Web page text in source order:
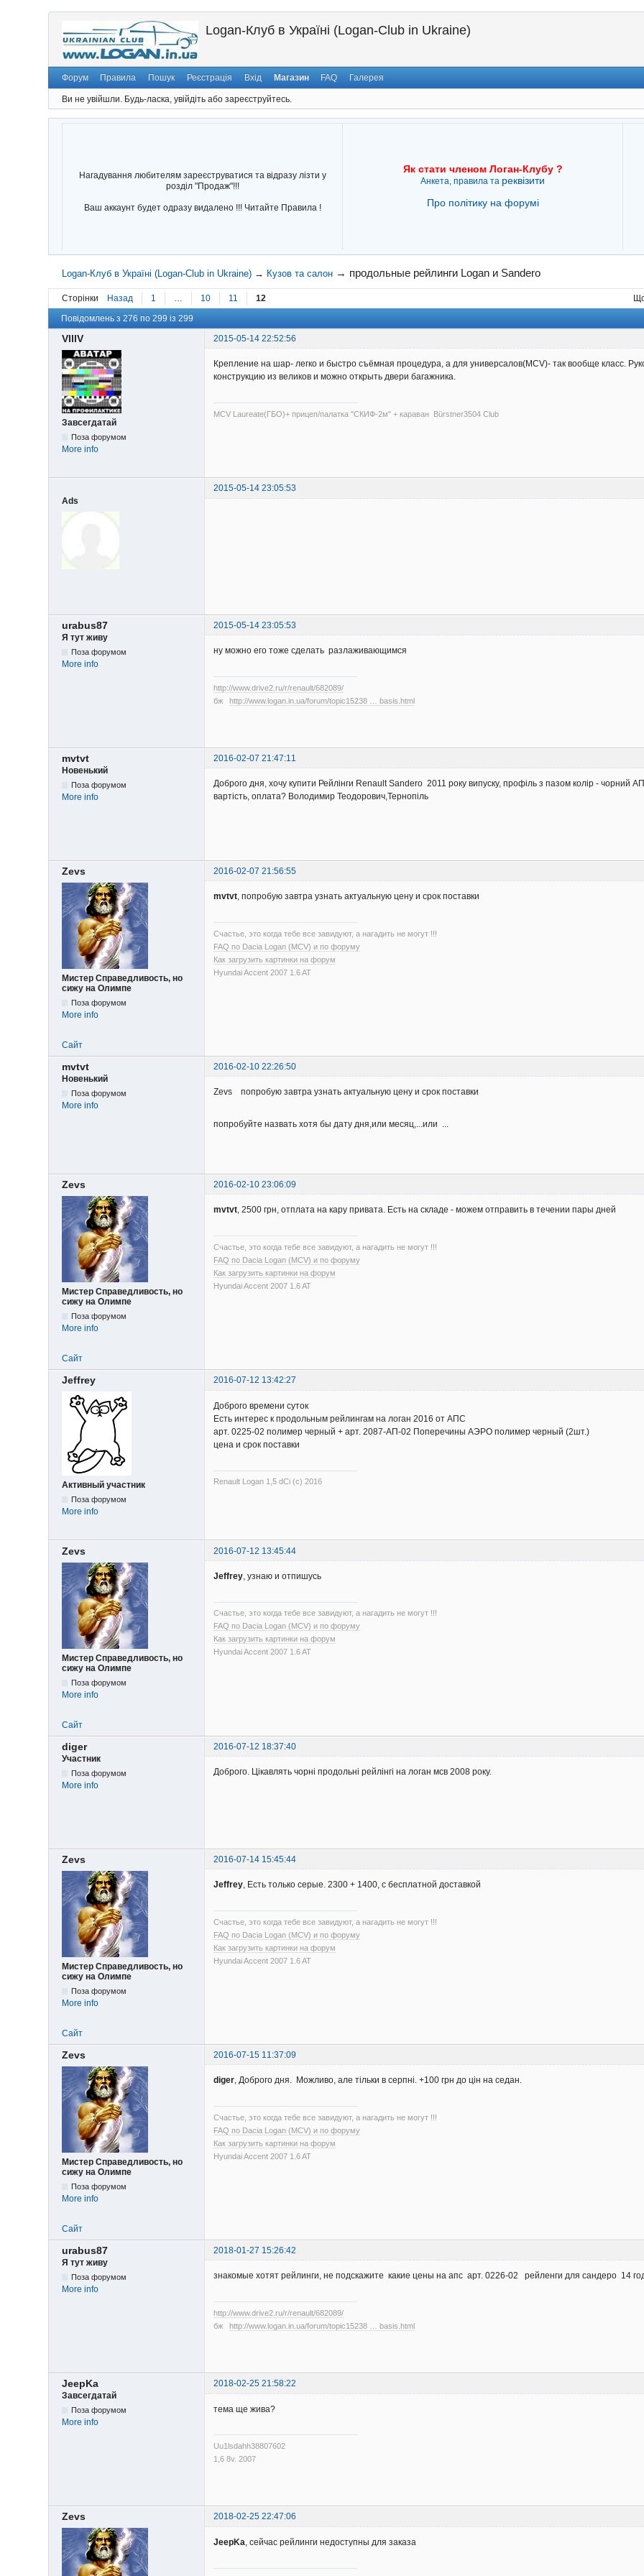
Logan-Клуб в Україні (Logan-Club in Ukraine)
Форум Правила Пошук Реєстрація Вхід Магазин FAQ Галерея
Ви не увійшли. Будь-ласка, увійдіть або зареєструйтесь.
Нагадування любителям зареєструватися та відразу лізти у
розділ "Продаж"!!!
Ваш аккаунт будет одразу видалено !!! Читайте Правила !
Як стати членом Логан-Клубу ?
Анкета, правила та реквізити
Про політику на форумі
Logan-Клуб в Україні (Logan-Club in Ukraine) → Кузов та салон → продольные рейлинги Logan и Sandero
Сторінки Назад 1 … 10 11 12
Повідомлень з 276 по 299 із 299
VlllV 2015-05-14 22:52:56
Завсегдатай
Поза форумом
More info
Крепление на шар- легко и быстро съёмная процедура, а для универсалов(MCV)- так вообще класс.
конструкцию из великов и можно открыть двери багажника.
MCV Laureate(ГБО)+ прицеп/палатка "СКИФ-2м" + караван Bürstner3504 Club
2015-05-14 23:05:53
Ads
urabus87
2015-05-14 23:05:53
Я тут живу
Поза форумом
More info
ну можно его тоже сделать разлаживающимся
http://www.drive2.ru/r/renault/682089/
бж http://www.logan.in.ua/forum/topic15238 … basis.html
mvtvt
2016-02-07 21:47:11
Новенький
Поза форумом
More info
Доброго дня, хочу купити Рейлінги Renault Sandero 2011 року випуску, профіль з пазом колір - чорний
вартість, оплата? Володимир Теодорович,Тернопіль
Zevs 2016-02-07 21:56:55
Мистер Справедливость, но
сижу на Олимпе
Поза форумом
More info
mvtvt, попробую завтра узнать актуальную цену и срок поставки
Счастье, это когда тебе все завидуют, а нагадить не могут !!!
FAQ по Dacia Logan (MCV) и по форуму
Как загрузить картинки на форум
Hyundai Accent 2007 1.6 AT
Сайт
mvtvt
2016-02-10 22:26:50
Новенький
Поза форумом
More info
Zevs попробую завтра узнать актуальную цену и срок поставки
попробуйте назвать хотя бы дату дня,или месяц,...или ...
Zevs 2016-02-10 23:06:09
Мистер Справедливость, но
сижу на Олимпе
Поза форумом
More info
mvtvt, 2500 грн, отплата на кару привата. Есть на складе - можем отправить в течении пары дней
Счастье, это когда тебе все завидуют, а нагадить не могут !!!
FAQ по Dacia Logan (MCV) и по форуму
Как загрузить картинки на форум
Hyundai Accent 2007 1.6 AT
Сайт
Jeffrey 2016-07-12 13:42:27
Активный участник
Поза форумом
More info
Доброго времени суток
Есть интерес к продольным рейлингам на логан 2016 от АПС
арт. 0225-02 полимер черный + арт. 2087-АП-02 Поперечины АЭРО полимер черный (2шт.)
цена и срок поставки
Renault Logan 1,5 dCi (с) 2016
Zevs 2016-07-12 13:45:44
Мистер Справедливость, но
сижу на Олимпе
Поза форумом
More info
Jeffrey , узнаю и отпишусь
Счастье, это когда тебе все завидуют, а нагадить не могут !!!
FAQ по Dacia Logan (MCV) и по форуму
Как загрузить картинки на форум
Hyundai Accent 2007 1.6 AT
Сайт
diger
2016-07-12 18:37:40
Участник
Поза форумом
More info
Доброго. Цікавлять чорні продольні рейлінгі на логан мсв 2008 року.
Zevs 2016-07-14 15:45:44
Мистер Справедливость, но
сижу на Олимпе
Поза форумом
More info
Jeffrey, Есть только серые. 2300 + 1400, с бесплатной доставкой
Счастье, это когда тебе все завидуют, а нагадить не могут !!!
FAQ по Dacia Logan (MCV) и по форуму
Как загрузить картинки на форум
Hyundai Accent 2007 1.6 AT
Сайт
Zevs 2016-07-15 11:37:09
Мистер Справедливость, но
сижу на Олимпе
Поза форумом
More info
diger, Доброго дня. Можливо, але тільки в серпні. +100 грн до цін на седан.
Счастье, это когда тебе все завидуют, а нагадить не могут !!!
FAQ по Dacia Logan (MCV) и по форуму
Как загрузить картинки на форум
Hyundai Accent 2007 1.6 AT
Сайт
urabus87
2018-01-27 15:26:42
Я тут живу
Поза форумом
More info
знакомые хотят рейлинги, не подскажите какие цены на апс арт. 0226-02 рейленги для сандеро 14
http://www.drive2.ru/r/renault/682089/
бж http://www.logan.in.ua/forum/topic15238 … basis.html
JeepKa
2018-02-25 21:58:22
Завсегдатай
Поза форумом
More info
тема ще жива?
Uu1lsdahh38807602
1,6 8v. 2007
Zevs 2018-02-25 22:47:06
JeepKa , сейчас рейлинги недоступны для заказа